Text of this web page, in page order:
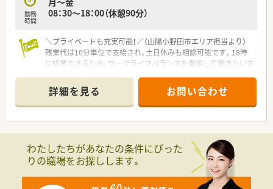
勤務
時間
08：30～18：00（休憩90分）
＼プライベートも充実可能！／（山陽小野田市エリア担当より）
残業代は10分単位で支給され、土日休みも相談可能です。18時
に終業できるため、ワークライフバランスを重視して働きたい方
【店舗情報と応需状況について】
■南中川駅より徒歩9分の好立地で、近隣にある総合病院から多
岐にわたる科目の処方箋を1日平均40枚程度応需しています。
き、薬剤師として総合的な知識を深めることが可能な環境です。
■地域でも珍しいドライブスルー調剤を導入しており、多様な患
者様のニーズに対応しながら効率的な業務を実践している店舗
詳細を見る お問い合わせ
わたしたちがあなたの条件にぴった
りの職場をお探しします。